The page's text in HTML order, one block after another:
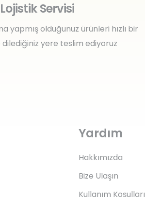
Lojistik Servisi
yapmış olduğunuz ürünleri hızlı bir
dilediğiniz yere teslim ediyoruz
Yardım
Hakkımızda
Bize Ulaşın
Kullanım Koşulları